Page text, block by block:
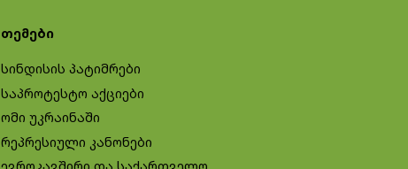
თემები
სინდისის პატიმრები
საპროტესტო აქციები
ომი უკრაინაში
რეპრესიული კანონები